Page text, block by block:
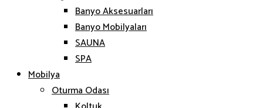
Banyo Aksesuarları
Banyo Mobilyaları
SAUNA
SPA
Mobilya
Oturma Odası